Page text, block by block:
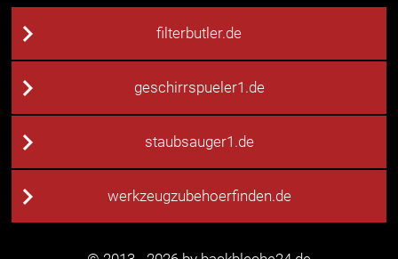
filterbutler.de
geschirrspueler1.de
staubsauger1.de
werkzeugzubehoerfinden.de